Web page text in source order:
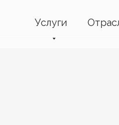
Услуги